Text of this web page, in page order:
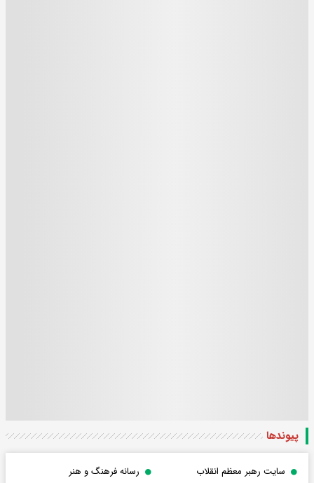
پیوندها
سایت رهبر معظم انقلاب
رسانه فرهنگ و هنر